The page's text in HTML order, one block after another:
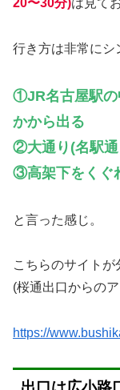
20〜30分)は見て
行き方は非常にシ
①JR名古屋駅の
かから出る
②大通り(名駅通
③高架下をくぐ
と言った感じ。
こちらのサイト
(桜通出口からの
https://